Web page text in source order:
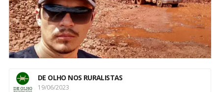
DE OLHO NOS RURALISTAS
19/06/2023